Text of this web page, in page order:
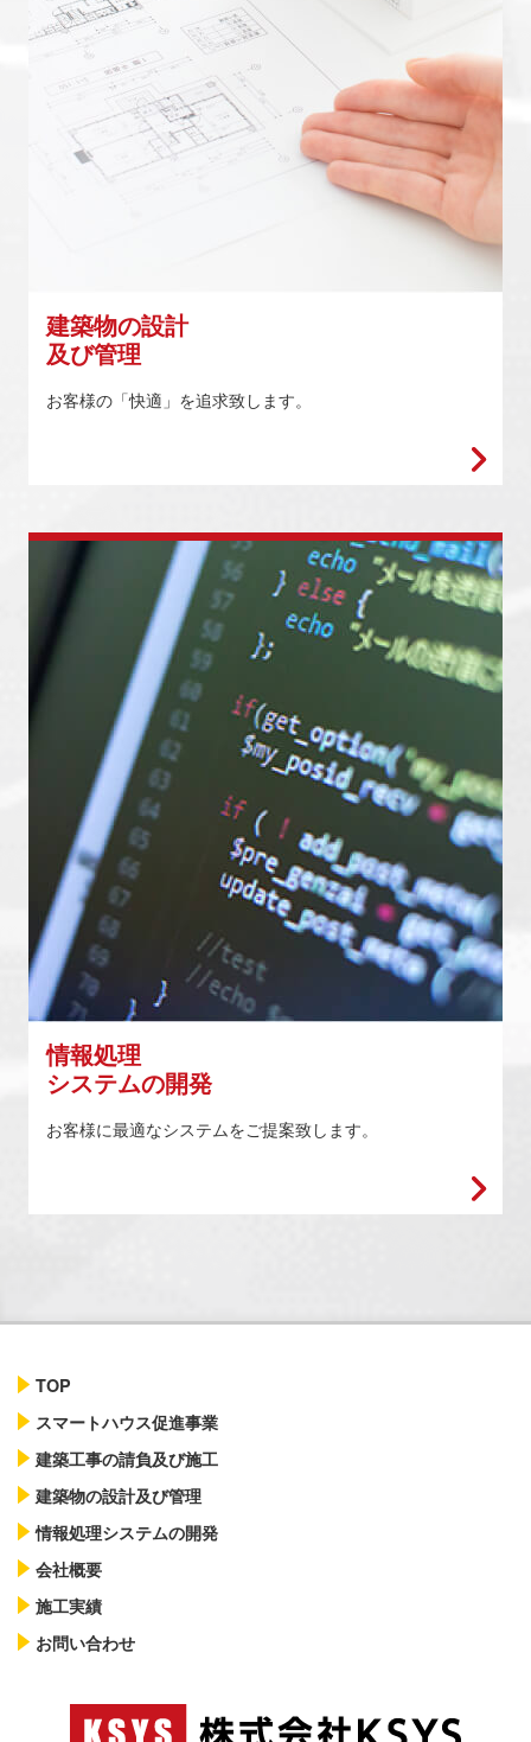
建築物の設計
及び管理
お客様の「快適」を追求致します。
情報処理
システムの開発
お客様に最適なシステムをご提案致します。
TOP
スマートハウス促進事業
建築工事の請負及び施工
建築物の設計及び管理
情報処理システムの開発
会社概要
施工実績
お問い合わせ